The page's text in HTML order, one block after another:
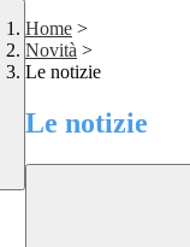
Home >
Novità >
Le notizie
Le notizie